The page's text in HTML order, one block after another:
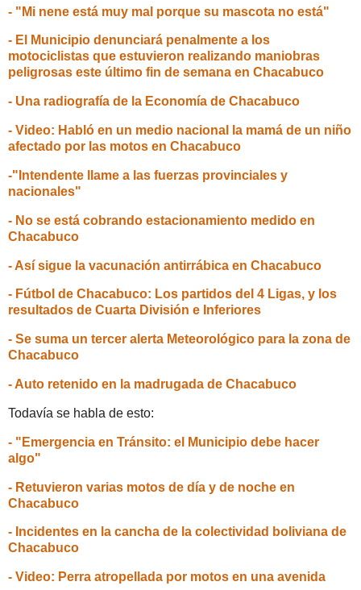
- "Mi nene está muy mal porque su mascota no está"
- El Municipio denunciará penalmente a los
motociclistas que estuvieron realizando maniobras
peligrosas este último fin de semana en Chacabuco
- Una radiografía de la Economía de Chacabuco
- Video: Habló en un medio nacional la mamá de un niño
afectado por las motos en Chacabuco
-"Intendente llame a las fuerzas provinciales y
nacionales"
- No se está cobrando estacionamiento medido en
Chacabuco
- Así sigue la vacunación antirrábica en Chacabuco
- Fútbol de Chacabuco: Los partidos del 4 Ligas, y los
resultados de Cuarta División e Inferiores
- Se suma un tercer alerta Meteorológico para la zona de
Chacabuco
- Auto retenido en la madrugada de Chacabuco
Todavía se habla de esto:
- "Emergencia en Tránsito: el Municipio debe hacer
algo"
- Retuvieron varias motos de día y de noche en
Chacabuco
- Incidentes en la cancha de la colectividad boliviana de
Chacabuco
- Video: Perra atropellada por motos en una avenida